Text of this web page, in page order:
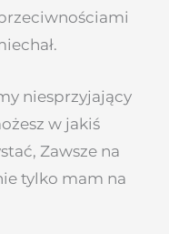
niesprzyjający
w jakiś
Zawsze na
tylko mam na